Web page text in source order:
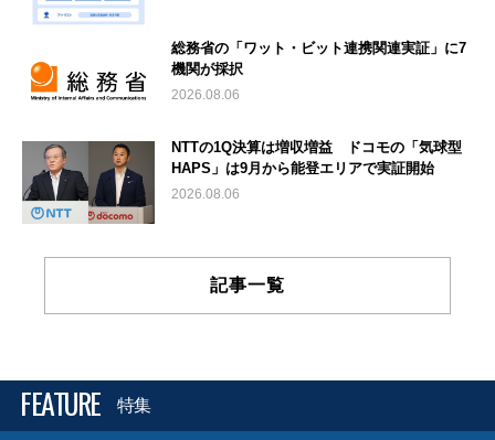
総務省の「ワット・ビット連携関連実証」に7
機関が採択
2026.08.06
NTTの1Q決算は増収増益 ドコモの「気球型
HAPS」は9月から能登エリアで実証開始
2026.08.06
記事一覧
FEATURE 特集